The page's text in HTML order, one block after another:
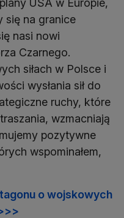
USA w Europie,
się na granice
nasi nowi
Czarnego.
siłach w Polsce i
wysłania sił do
ruchy, które
wzmacniają
pozytywne
wspominałem,
o wojskowych